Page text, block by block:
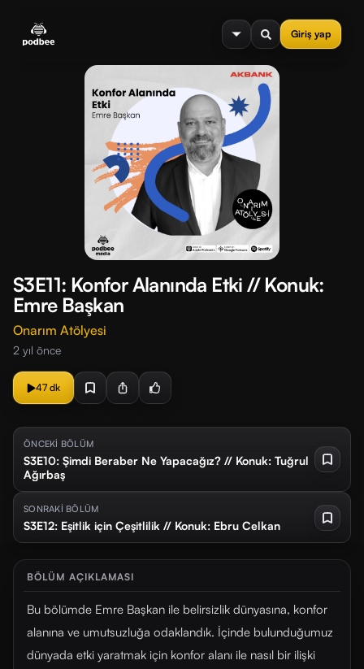
Giriş yap
menu
S3E11: Konfor Alanında Etki // Konuk:
Emre Başkan
Onarım Atölyesi
2 yıl önce
47 dk
ÖNCEKİ BÖLÜM
S3E10: Şimdi Beraber Ne Yapacağız? // Konuk: Tuğrul
Ağırbaş
SONRAKİ BÖLÜM
S3E12: Eşitlik için Çeşitlilik // Konuk: Ebru Celkan
BÖLÜM AÇIKLAMASI
Bu bölümde Emre Başkan ile belirsizlik dünyasına, konfor
alanına ve umutsuzluğa odaklandık. İçinde bulunduğumuz
dünyada etki yaratmak için konfor alanı ile nasıl bir ilişki